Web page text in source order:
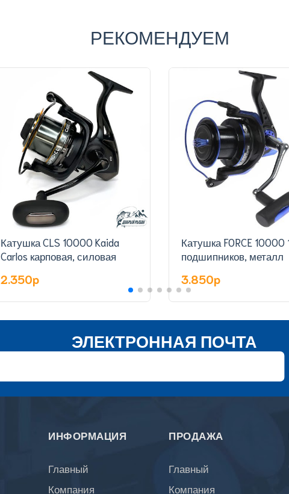
РЕКОМЕНДУЕМ
Катушка CLS 10000 Kaida
Carlos карповая, силовая
2.350p
Катушка FORCE 10000 13+1
подшипников, металл
3.850p
ЭЛЕКТРОННАЯ ПОЧТА
ИНФОРМАЦИЯ
Главный
Компания
ПРОДАЖА
Главный
Компания